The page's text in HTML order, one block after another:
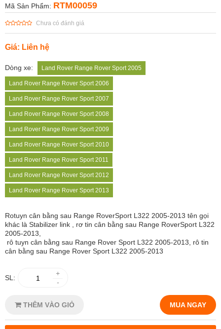
Mã Sản Phẩm: RTM00059
Chưa có đánh giá
Giá: Liên hệ
Dòng xe: Land Rover Range Rover Sport 2005
Land Rover Range Rover Sport 2006
Land Rover Range Rover Sport 2007
Land Rover Range Rover Sport 2008
Land Rover Range Rover Sport 2009
Land Rover Range Rover Sport 2010
Land Rover Range Rover Sport 2011
Land Rover Range Rover Sport 2012
Land Rover Range Rover Sport 2013
Rotuyn cân bằng sau Range RoverSport L322 2005-2013 tên gọi
khác là Stabilizer link , rơ tin cân bằng sau Range RoverSport L322
2005-2013,
rô tuyn cân bằng sau Range Rover Sport L322 2005-2013, rô tin
cân bằng sau Range Rover Sport L322 2005-2013
SL:
+
-
THÊM VÀO GIỎ MUA NGAY